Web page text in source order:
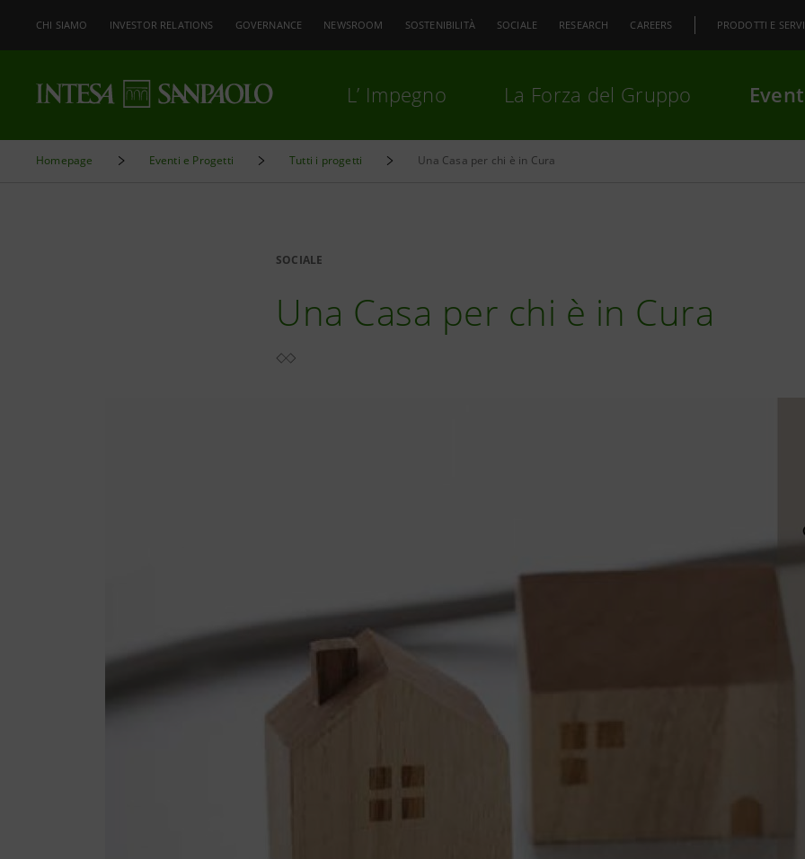
CHI SIAMO INVESTOR RELATIONS GOVERNANCE NEWSROOM SOSTENIBILITÀ SOCIALE RESEARCH CAREERS PRODOTTI E
L’ Impegno La Forza del Gruppo
Homepage Eventi e Progetti Tutti i progetti Una Casa per chi è in Cura
SOCIALE
Una Casa per chi è in Cura